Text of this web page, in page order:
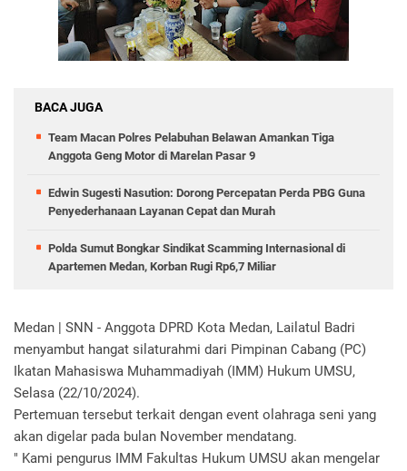
BACA JUGA
Team Macan Polres Pelabuhan Belawan Amankan Tiga
Anggota Geng Motor di Marelan Pasar 9
Edwin Sugesti Nasution: Dorong Percepatan Perda PBG Guna
Penyederhanaan Layanan Cepat dan Murah
Polda Sumut Bongkar Sindikat Scamming Internasional di
Apartemen Medan, Korban Rugi Rp6,7 Miliar
Medan | SNN - Anggota DPRD Kota Medan, Lailatul Badri
menyambut hangat silaturahmi dari Pimpinan Cabang (PC)
Ikatan Mahasiswa Muhammadiyah (IMM) Hukum UMSU,
Selasa (22/10/2024).
Pertemuan tersebut terkait dengan event olahraga seni yang
akan digelar pada bulan November mendatang.
" Kami pengurus IMM Fakultas Hukum UMSU akan mengelar